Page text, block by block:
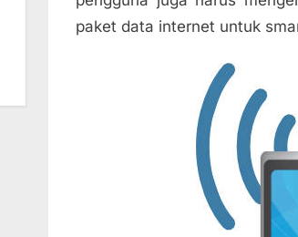
paket data internet untuk